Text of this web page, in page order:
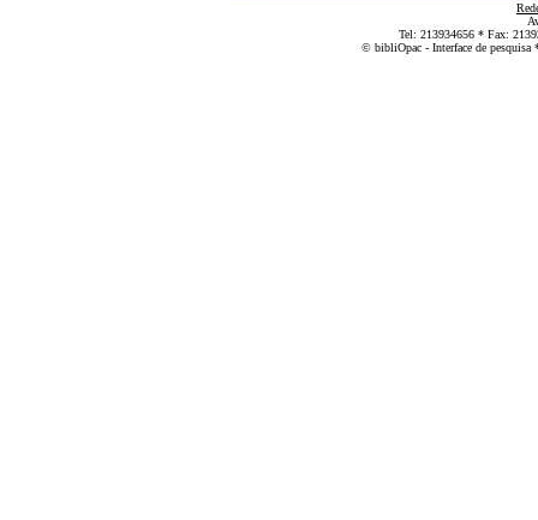
Tel: 213934656 * Fax:
© bibliOpac - Interface de